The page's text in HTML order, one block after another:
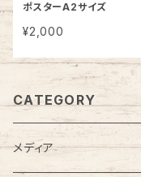
ポスターA2サイズ
¥2,000
CATEGORY
メディア